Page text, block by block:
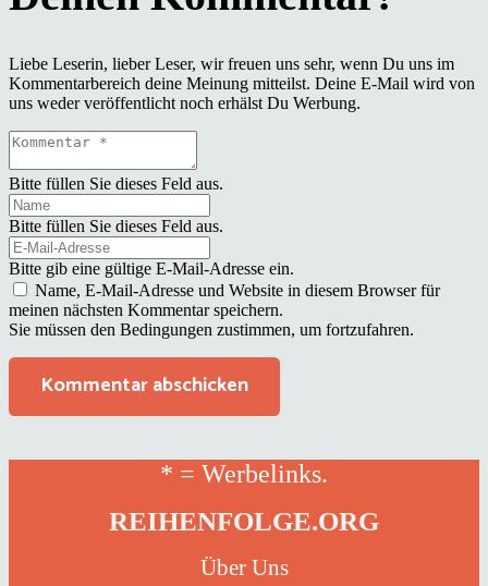
Liebe Leserin, lieber Leser, wir freuen uns sehr, wenn Du uns im
Kommentarbereich deine Meinung mitteilst. Deine E-Mail wird von
uns weder veröffentlicht noch erhälst Du Werbung.
Bitte füllen Sie dieses Feld aus.
Bitte füllen Sie dieses Feld aus.
Bitte gib eine gültige E-Mail-Adresse ein.
Name, E-Mail-Adresse und Website in diesem Browser für
meinen nächsten Kommentar speichern.
Sie müssen den Bedingungen zustimmen, um fortzufahren.
Kommentar abschicken
* = Werbelinks.
REIHENFOLGE.ORG
Über Uns